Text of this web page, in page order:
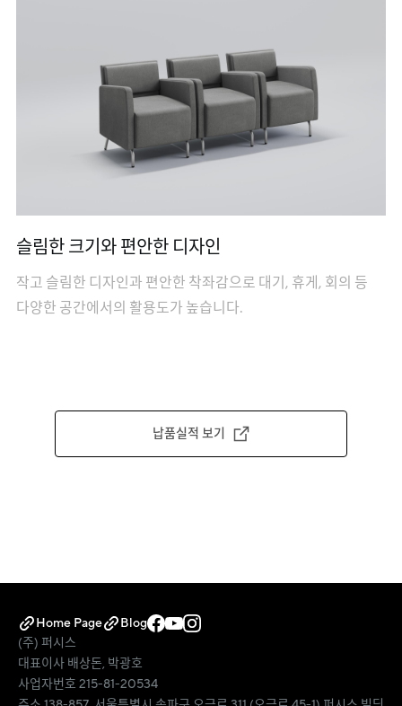
슬림한 크기와 편안한 디자인
작고 슬림한 디자인과 편안한 착좌감으로 대기, 휴게, 회의 등
다양한 공간에서의 활용도가 높습니다.
납품실적 보기
(주) 퍼시스
대표이사 배상돈, 박광호
사업자번호 215-81-20534
Home Page Blog